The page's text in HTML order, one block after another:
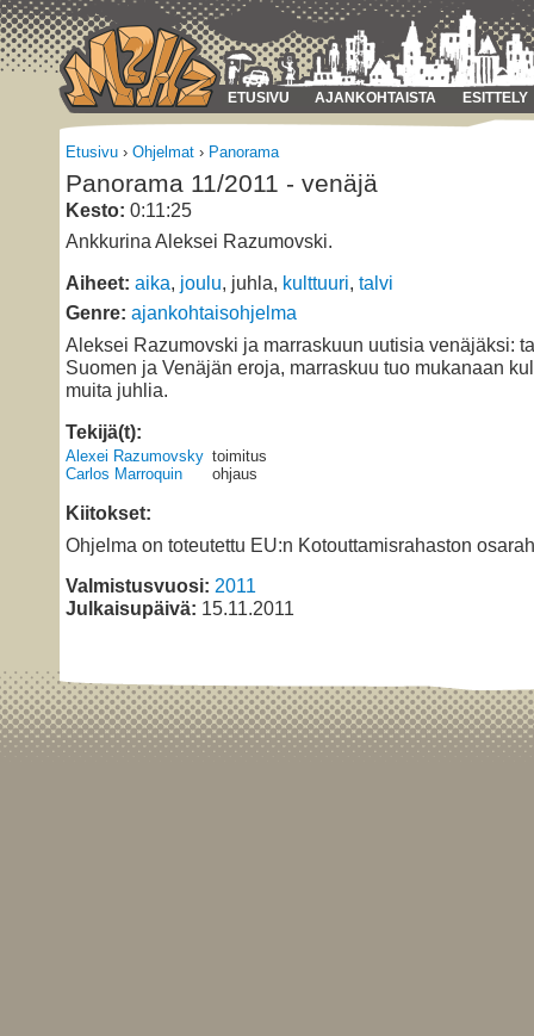
ETUSIVU AJANKOHTAISTA ESITTELY
Etusivu › Ohjelmat › Panorama
Panorama 11/2011 - venäjä
Kesto: 0:11:25
Ankkurina Aleksei Razumovski.
Aiheet: aika, joulu, juhla, kulttuuri, talvi
Genre: ajankohtaisohjelma
Aleksei Razumovski ja marraskuun uutisia venäjäksi:
Suomen ja Venäjän eroja, marraskuu tuo mukanaan
muita juhlia.
Tekijä(t):
Alexei Razumovsky
Carlos Marroquin
toimitus
ohjaus
Kiitokset:
Ohjelma on toteutettu EU:n Kotouttamisrahaston
Valmistusvuosi: 2011
Julkaisupäivä: 15.11.2011